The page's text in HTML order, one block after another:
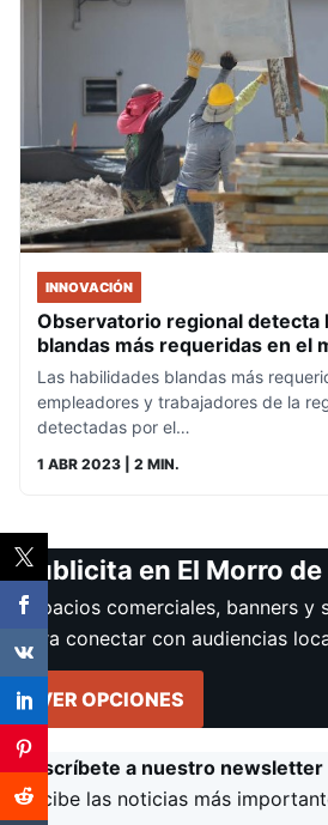
INNOVACIÓN
Observatorio regional detecta
blandas más requeridas en el
Las habilidades blandas más
empleadores y trabajadores de la
detectadas por el…
1 ABR 2023 | 2 MIN.
Publicita en El Morro
Espacios comerciales, banners y
para conectar con audiencias
VER OPCIONES
Suscríbete a nuestro newsletter
Recibe las noticias más